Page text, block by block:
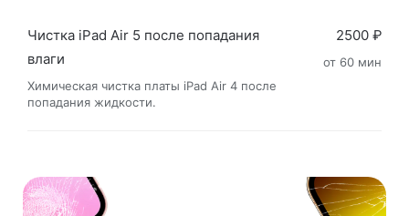
Чистка iPad Air 5 после попадания
влаги
Химическая чистка платы iPad Air 4 после
попадания жидкости.
2500 ₽
от 60 мин